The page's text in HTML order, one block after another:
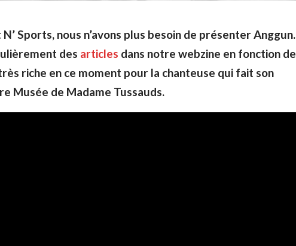
Sports, nous n’avons plus besoin de présenter Anggun.
des articles dans notre webzine en fonction de
riche en ce moment pour la chanteuse qui fait son
Musée de Madame Tussauds.